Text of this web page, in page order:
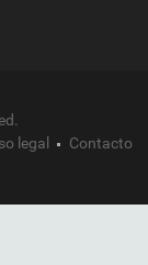
legal Contacto